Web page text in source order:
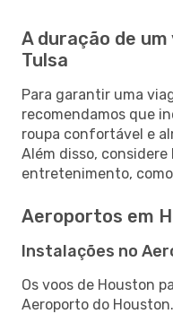
A duração de
Tulsa
Para garantir uma
recomendamos que
roupa confortável e
Além disso, considere
entretenimento,
Aeroportos em
Instalações no
Os voos de Houston
Aeroporto do